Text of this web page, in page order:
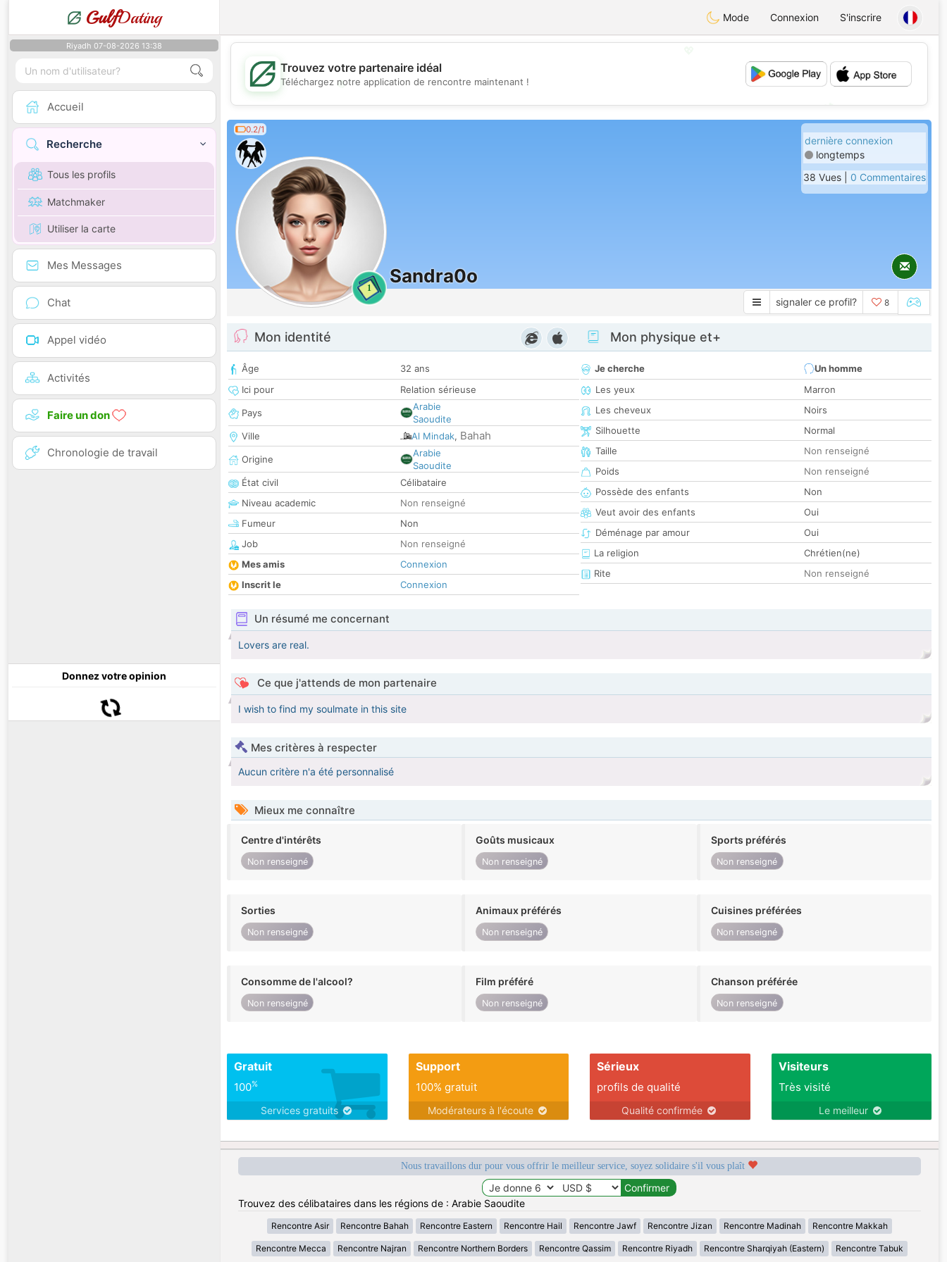
GulfDating Mode Connexion S'inscrire
Riyadh 07-08-2026 13:38
Accueil
Recherche
Tous les profils
Matchmaker
Utiliser la carte
Mes Messages
Chat
Appel vidéo
Activités
Faire un don
Chronologie de travail
Donnez votre opinion
💖
💕
Trouvez votre partenaire idéal
Téléchargez notre application de rencontre maintenant !
0.2/1
1
Sandra0o
dernière connexion
longtemps
38 Vues | 0 Commentaires
signaler ce profil? 8
Mon identité
Âge
32 ans
Ici pour
Relation sérieuse
Pays
Arabie
Saoudite
Ville
Al Mindak, Bahah
Origine
Arabie
Saoudite
État civil
Célibataire
Niveau academic
Non renseigné
Fumeur
Non
Job
Non renseigné
Mes amis
Connexion
Inscrit le
Connexion
Mon physique et+
Je cherche
Un homme
Les yeux
Marron
Les cheveux
Noirs
Silhouette
Normal
Taille
Non renseigné
Poids
Non renseigné
Possède des enfants
Non
Veut avoir des enfants
Oui
Déménage par amour
Oui
La religion
Chrétien(ne)
Rite
Non renseigné
Un résumé me concernant
Lovers are real.
Ce que j'attends de mon partenaire
I wish to find my soulmate in this site
Mes critères à respecter
Aucun critère n'a été personnalisé
Mieux me connaître
Centre d'intérêts
Non renseigné
Goûts musicaux
Non renseigné
Sports préférés
Non renseigné
Sorties
Non renseigné
Animaux préférés
Non renseigné
Cuisines préférées
Non renseigné
Consomme de l'alcool?
Non renseigné
Film préféré
Non renseigné
Chanson préférée
Non renseigné
Gratuit
100%
Services gratuits
Support
100% gratuit
Modérateurs à l'écoute
Sérieux
profils de qualité
Qualité confirmée
Visiteurs
Très visité
Le meilleur
Nous travaillons dur pour vous offrir le meilleur service, soyez solidaire s'il vous plaît
Trouvez des célibataires dans les régions de : Arabie Saoudite
Rencontre Asir Rencontre Bahah Rencontre Eastern Rencontre Hail Rencontre Jawf Rencontre Jizan Rencontre Madinah Rencontre Makkah
Rencontre Mecca Rencontre Najran Rencontre Northern Borders Rencontre Qassim Rencontre Riyadh Rencontre Sharqiyah (Eastern) Rencontre Tabuk